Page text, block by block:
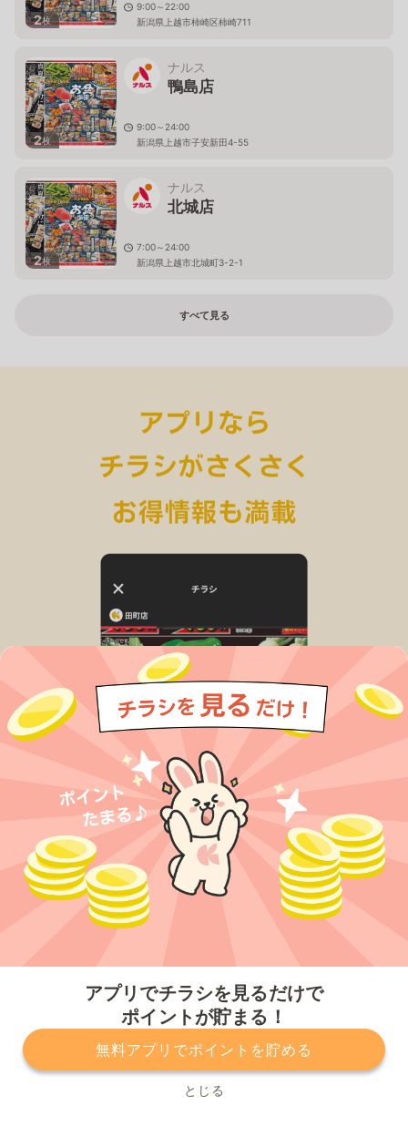
アプリでチラシを見るだけで
ポイントが貯まる！
無料アプリでポイントを貯める
とじる
2枚
9:00～22:00
新潟県上越市柿崎区柿崎711
2枚
ナルス
鴨島店
9:00～24:00
新潟県上越市子安新田4-55
2枚
ナルス
北城店
7:00～24:00
新潟県上越市北城町3-2-1
すべて見る
プライバシーポリシー 利用規約
運営会社
サービスに関してのお問い合わせ